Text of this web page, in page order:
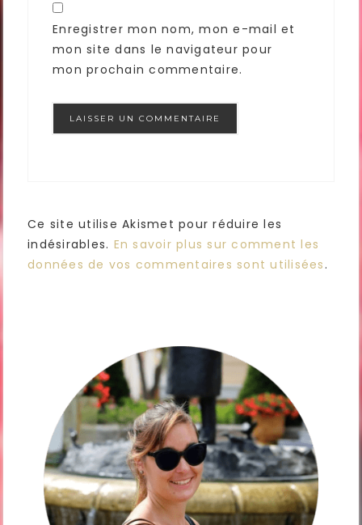
Enregistrer mon nom, mon e-mail et
mon site dans le navigateur pour
mon prochain commentaire.
Ce site utilise Akismet pour réduire les
indésirables. En savoir plus sur comment les
données de vos commentaires sont utilisées .